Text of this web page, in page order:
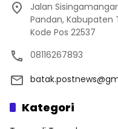
Jalan
Pandan, Kabupaten
Kode Pos 22537
08116267893
Kategori